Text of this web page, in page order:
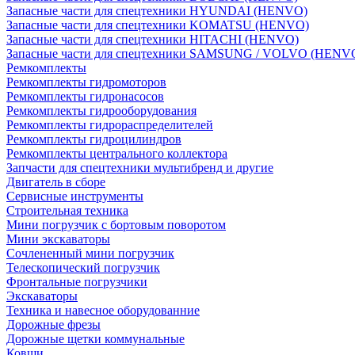
Запасные части для спецтехники HYUNDAI (HENVO)
Запасные части для спецтехники KOMATSU (HENVO)
Запасные части для спецтехники HITACHI (HENVO)
Запасные части для спецтехники SAMSUNG / VOLVO
Ремкомплекты
Ремкомплекты гидромоторов
Ремкомплекты гидронасосов
Ремкомплекты гидрооборудования
Ремкомплекты гидрораспределителей
Ремкомплекты гидроцилиндров
Ремкомплекты центрального коллектора
Запчасти для спецтехники мультибренд и другие
Двигатель в сборе
Сервисные инструменты
Строительная техника
Мини погрузчик с бортовым поворотом
Мини экскаваторы
Сочлененный мини погрузчик
Телескопический погрузчик
Фронтальные погрузчики
Экскаваторы
Техника и навесное оборудованние
Дорожные фрезы
Дорожные щетки коммунальные